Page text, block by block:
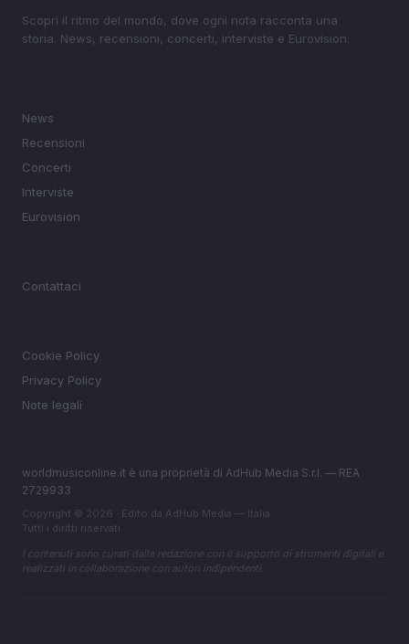
Scopri il ritmo del mondo, dove ogni nota racconta una
storia. News, recensioni, concerti, interviste e Eurovision.
News
Recensioni
Concerti
Interviste
Eurovision
Contattaci
Cookie Policy
Privacy Policy
Note legali
worldmusiconline.it è una proprietà di AdHub Media S.r.l. — REA
2729933
Copyright © 2026 · Edito da AdHub Media — Italia
Tutti i diritti riservati
I contenuti sono curati dalla redazione con il supporto di strumenti digitali e
realizzati in collaborazione con autori indipendenti.